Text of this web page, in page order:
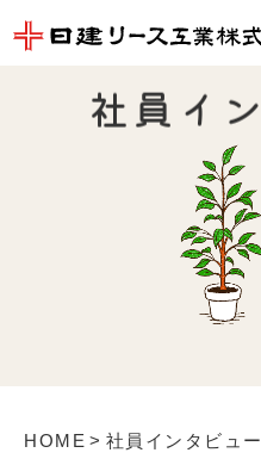
社員 イ ン
HOME 社員インタビュー